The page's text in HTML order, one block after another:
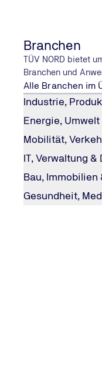
Branchen
TÜV NORD bietet
Branchen und
Alle Branchen im
Industrie,
Energie,
Mobilität,
IT, Verwaltung
Bau,
Gesundheit,
Essen müssen
Das gilt nicht
Thomas,
#explore: Frau